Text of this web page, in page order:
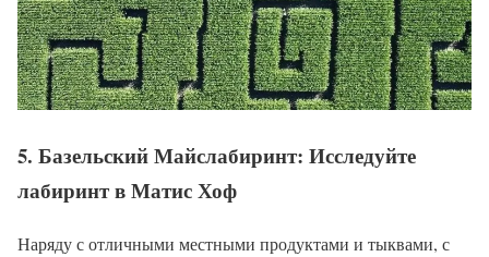
5. Базельский Майслабиринт: Исследуйте
лабиринт в Матис Хоф
Наряду с отличными местными продуктами и тыквами, с